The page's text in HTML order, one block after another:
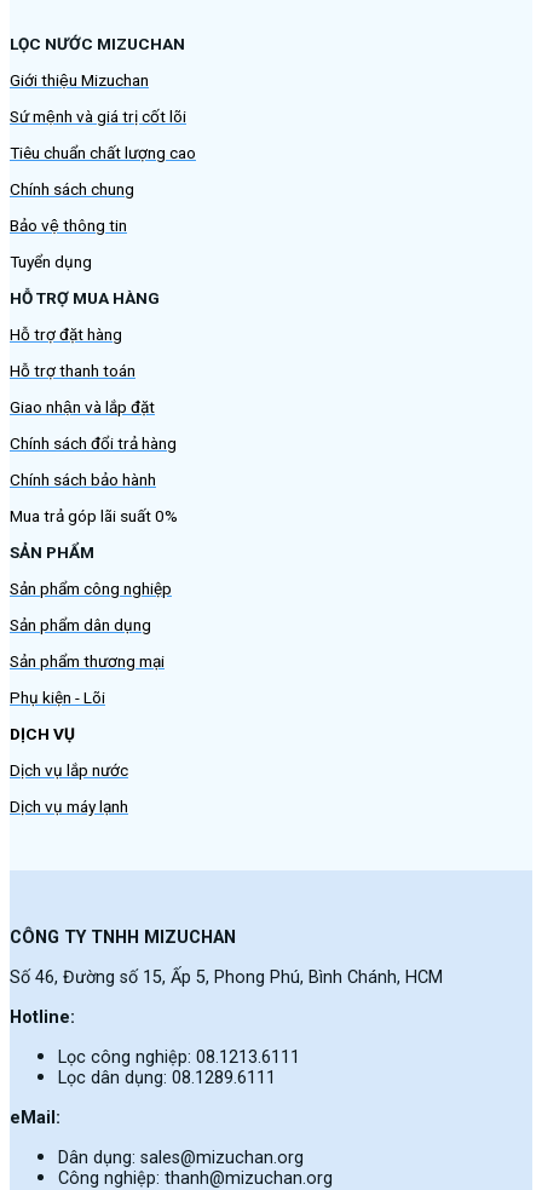
LỌC NƯỚC MIZUCHAN
Giới thiệu Mizuchan
Sứ mệnh và giá trị cốt lõi
Tiêu chuẩn chất lượng cao
Chính sách chung
Bảo vệ thông tin
Tuyển dụng
HỖ TRỢ MUA HÀNG
Hỗ trợ đặt hàng
Hỗ trợ thanh toán
Giao nhận và lắp đặt
Chính sách đổi trả hàng
Chính sách bảo hành
Mua trả góp lãi suất 0%
SẢN PHẨM
Sản phẩm công nghiệp
Sản phẩm dân dụng
Sản phẩm thương mại
Phụ kiện - Lõi
DỊCH VỤ
Dịch vụ lắp nước
Dịch vụ máy lạnh
CÔNG TY TNHH MIZUCHAN
Số 46, Đường số 15, Ấp 5, Phong Phú, Bình Chánh, HCM
Hotline:
Lọc công nghiệp: 08.1213.6111
Lọc dân dụng: 08.1289.6111
eMail:
Dân dụng: sales@mizuchan.org
Công nghiệp: thanh@mizuchan.org